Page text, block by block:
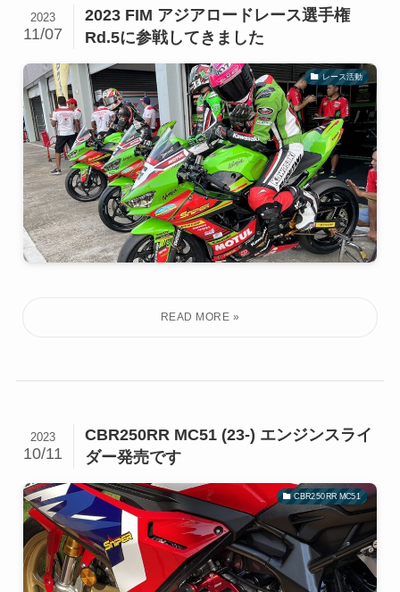
2023 FIM アジアロードレース選手権
Rd.5に参戦してきました
2023
11/07
レース活動
CBR250RR MC51 (23-) エンジンスライ
ダー発売です
2023
10/11
CBR250RR MC51